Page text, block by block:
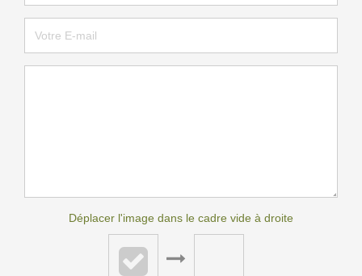
Déplacer l'image dans le cadre vide à droite